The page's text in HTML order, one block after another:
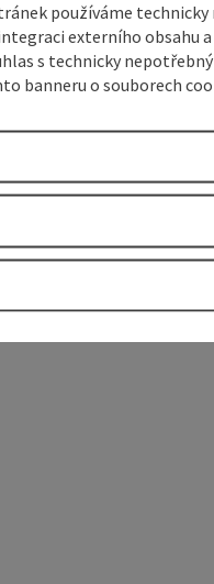
používáme
externího obsahu
s technicky
banneru o souborech